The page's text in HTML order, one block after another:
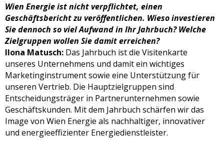
Wien Energie ist nicht verpflichtet, einen
Geschäftsbericht zu veröffentlichen. Wieso investieren
Sie dennoch so viel Aufwand in Ihr Jahrbuch? Welche
Zielgruppen wollen Sie damit erreichen?
Ilona Matusch: Das Jahrbuch ist die Visitenkarte
unseres Unternehmens und damit ein wichtiges
Marketinginstrument sowie eine Unterstützung für
unseren Vertrieb. Die Hauptzielgruppen sind
Entscheidungsträger in Partnerunternehmen sowie
Geschäftskunden. Mit dem Jahrbuch schärfen wir das
Image von Wien Energie als nachhaltiger, innovativer
und energieeffizienter Energiedienstleister.